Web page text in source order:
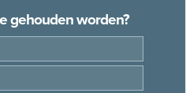
gehouden worden?